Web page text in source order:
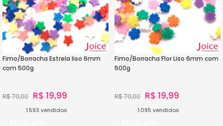
Fimo/Borracha Estrela liso 6mm
com 500g
R$70,00 R$ 19,99
1.593 vendidos
Fimo/Borracha Flor Liso 6mm com
500g
R$70,00 R$ 19,99
1.095 vendidos